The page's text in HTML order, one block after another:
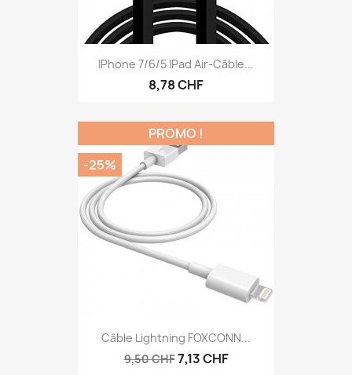
IPhone 7/6/5 IPad Air-Câble...
8,78 CHF
Câble Lightning FOXCONN...
9,50 CHF7,13 CHF
PROMO !
-25%